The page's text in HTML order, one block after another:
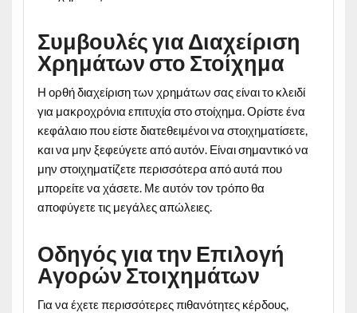
Συμβουλές για Διαχείριση
Χρημάτων στο Στοίχημα
Η ορθή διαχείριση των χρημάτων σας είναι το κλειδί
για μακροχρόνια επιτυχία στο στοίχημα. Ορίστε ένα
κεφάλαιο που είστε διατεθειμένοι να στοιχηματίσετε,
και να μην ξεφεύγετε από αυτόν. Είναι σημαντικό να
μην στοιχηματίζετε περισσότερα από αυτά που
μπορείτε να χάσετε. Με αυτόν τον τρόπο θα
αποφύγετε τις μεγάλες απώλειες.
Οδηγός για την Επιλογή
Αγορών Στοιχημάτων
Για να έχετε περισσότερες πιθανότητες κέρδους,